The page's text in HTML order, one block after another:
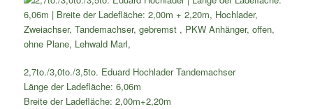
2,7to./3,0to./3,5to. Eduard Hochlader Tandemachser
Länge der Ladefläche: 6,06m
Breite der Ladefläche: 2,00m+2,20m